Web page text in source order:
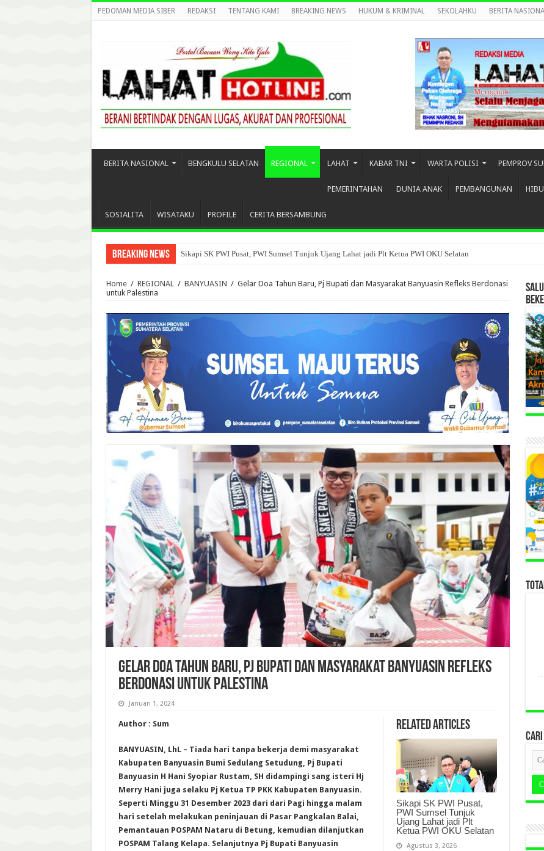
PEDOMAN MEDIA SIBER REDAKSI TENTANG KAMI BREAKING NEWS HUKUM & KRIMINAL SEKOLAHKU BERITA
BERITA NASIONAL BENGKULU SELATAN REGIONAL LAHAT KABAR TNI WARTA POLISI PEMPROV
PEMERINTAHAN DUNIA ANAK PEMBANGUNAN
SOSIALITA WISATAKU PROFILE CERITA BERSAMBUNG
Breaking News Sikapi SK PWI Pusat, PWI Sumsel Tunjuk Ujang Lahat jadi Plt Ketua PWI OKU Selatan
Home / REGIONAL / BANYUASIN / Gelar Doa Tahun Baru, Pj Bupati dan Masyarakat Banyuasin Refleks Berdonasi
untuk Palestina
Gelar Doa Tahun Baru, Pj Bupati dan Masyarakat Banyuasin Refleks
Berdonasi untuk Palestina
Januari 1, 2024
Related Articles
Sikapi SK PWI Pusat,
PWI Sumsel Tunjuk
Ujang Lahat jadi Plt
Ketua PWI OKU Selatan
Agustus 3, 2026
Author : Sum
BANYUASIN, LhL – Tiada hari tanpa bekerja demi masyarakat
Kabupaten Banyuasin Bumi Sedulang Setudung, Pj Bupati
Banyuasin H Hani Syopiar Rustam, SH didampingi sang isteri Hj
Merry Hani juga selaku Pj Ketua TP PKK Kabupaten Banyuasin.
Seperti Minggu 31 Desember 2023 dari dari Pagi hingga malam
hari setelah melakukan peninjauan di Pasar Pangkalan Balai,
Pemantauan POSPAM Nataru di Betung, kemudian dilanjutkan
POSPAM Talang Kelapa. Selanjutnya Pj Bupati Banyuasin